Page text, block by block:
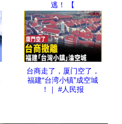
逃！ 【
台商走了，厦门空了，
福建“台湾小镇”成空城
！｜ #人民报